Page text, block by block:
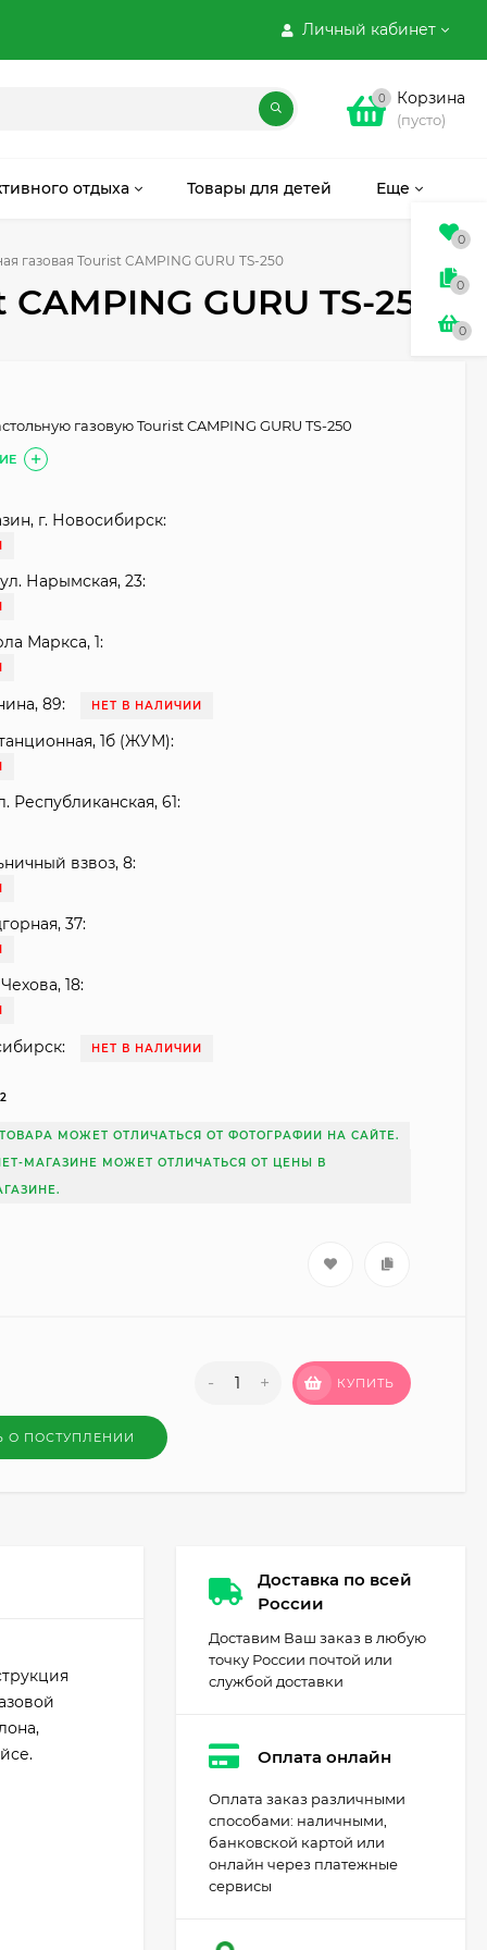
Личный кабинет
0 Корзина
(пусто)
отдыха Товары для детей Еще
газовая Tourist CAMPING GURU TS-250
GURU TS-250
газовую Tourist CAMPING GURU TS-250
г. Новосибирск:
Нарымская, 23:
Маркса, 1:
89: НЕТ В НАЛИЧИИ
1б (ЖУМ):
Республиканская, 61:
взвоз, 8:
37:
18:
НЕТ В НАЛИЧИИ
МОЖЕТ ОТЛИЧАТЬСЯ ОТ ФОТОГРАФИИ НА САЙТЕ.
МАГАЗИНЕ МОЖЕТ ОТЛИЧАТЬСЯ ОТ ЦЕНЫ В
- + КУПИТЬ
О ПОСТУПЛЕНИИ
Доставка по всей
России
Доставим Ваш заказ в любую
точку России почтой или
службой доставки
Оплата онлайн
Оплата заказ различными
способами: наличными,
банковской картой или
онлайн через платежные
сервисы
0
0
0